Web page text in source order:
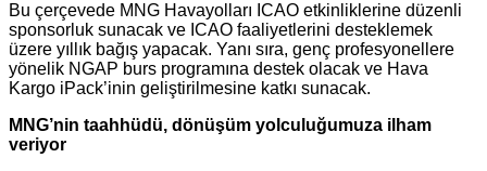
Bu çerçevede MNG Havayolları ICAO etkinliklerine düzenli
sponsorluk sunacak ve ICAO faaliyetlerini desteklemek
üzere yıllık bağış yapacak. Yanı sıra, genç profesyonellere
yönelik NGAP burs programına destek olacak ve Hava
Kargo iPack’inin geliştirilmesine katkı sunacak.
MNG’nin taahhüdü, dönüşüm yolculuğumuza ilham
veriyor